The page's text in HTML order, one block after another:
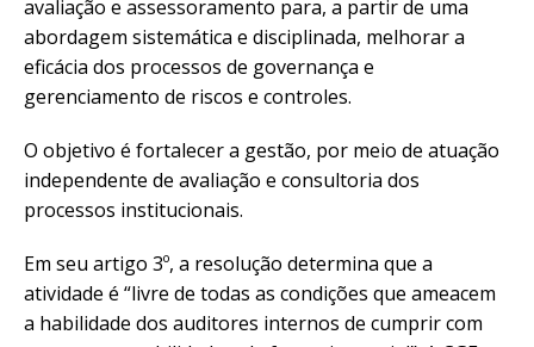
avaliação e assessoramento para, a partir de uma
abordagem sistemática e disciplinada, melhorar a
eficácia dos processos de governança e
gerenciamento de riscos e controles.
O objetivo é fortalecer a gestão, por meio de atuação
independente de avaliação e consultoria dos
processos institucionais.
Em seu artigo 3º, a resolução determina que a
atividade é “livre de todas as condições que ameacem
a habilidade dos auditores internos de cumprir com